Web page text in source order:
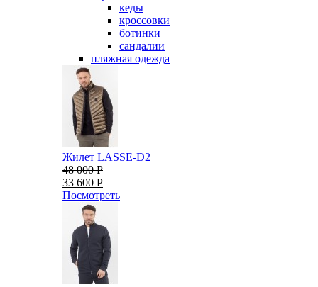
кеды
кроссовки
ботинки
сандалии
пляжная одежда
Жилет LASSE-D2
48 000 Р
33 600 Р
Посмотреть